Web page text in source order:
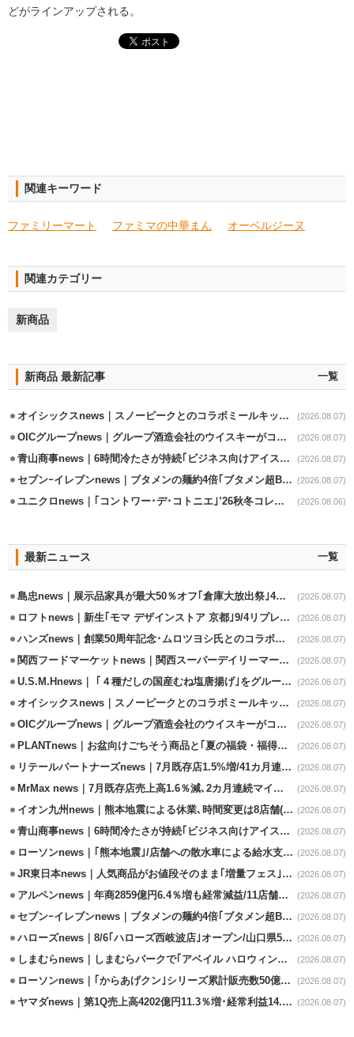
どがラインアップされる。
関連キーワード
ファミリーマート ファミマの中華まん オーベルジーヌ
関連カテゴリー
新商品
新商品 最新記事 一覧
オイシックスnews｜スノーピークとのコラボミールキット8/13発売 (2026.08.07)
OICグループnews｜グループ酒造会社のウイスキーがコンペティション受賞 (2026.08.07)
青山商事news｜6時間冷たさが持続｢ビジネス向けアイスベスト｣発売 (2026.08.07)
セブンｰイレブンnews｜ブタメンの麺約4倍｢ブタメン超BIG｣8/11から限定発売 (2026.08.07)
ユニクロnews｜｢コントワー･デ･コトニエ｣’26秋冬コレクション8/28発売 (2026.08.06)
最新ニュース 一覧
島忠news｜展示品家具が最大50％オフ｢倉庫大放出祭｣4店舗限定で開催 (2026.08.07)
ロフトnews｜新生｢モマ デザインストア 京都｣9/4リプレイスオープン (2026.08.07)
ハンズnews｜創業50周年記念･ムロツヨシ氏とのコラボ企画｢ムロハンズ｣開催 (2026.08.07)
関西フードマーケットnews｜関西スーパーデイリーマート蒲生店8/7改装 (2026.08.07)
U.S.M.Hnews｜ ｢４種だしの国産むね塩唐揚げ｣をグループ610店で共同販促 (2026.08.07)
オイシックスnews｜スノーピークとのコラボミールキット8/13発売 (2026.08.07)
OICグループnews｜グループ酒造会社のウイスキーがコンペティション受賞 (2026.08.07)
PLANTnews｜お盆向けごちそう商品と｢夏の福袋・福得カート｣8/8から開催 (2026.08.07)
リテールパートナーズnews｜7月既存店1.5%増/41カ月連続増 (2026.08.07)
MrMax news｜7月既存店売上高1.6％減､2カ月連続マイナス (2026.08.07)
イオン九州news｜熊本地震による休業､時間変更は8店舗(8/7時点) (2026.08.07)
青山商事news｜6時間冷たさが持続｢ビジネス向けアイスベスト｣発売 (2026.08.07)
ローソンnews｜｢熊本地震｣/店舗への散水車による給水支援を開始 (2026.08.07)
JR東日本news｜人気商品がお値段そのまま｢増量フェス｣8/18から開催 (2026.08.07)
アルペンnews｜年商2859億円6.4％増も経常減益/11店舗出店､4店閉鎖 (2026.08.07)
セブンｰイレブンnews｜ブタメンの麺約4倍｢ブタメン超BIG｣8/11から限定発売 (2026.08.07)
ハローズnews｜8/6｢ハローズ西岐波店｣オープン/山口県5店舗目 (2026.08.07)
しまむらnews｜しまむらパークで｢アベイル ハロウィンじゅんびフェア｣開催 (2026.08.07)
ローソンnews｜｢からあげクン｣シリーズ累計販売数50億食突破 (2026.08.07)
ヤマダnews｜第1Q売上高4202億円11.3％増･経常利益14.5％増 (2026.08.07)